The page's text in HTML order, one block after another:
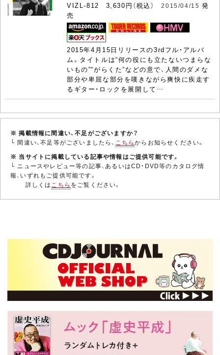
VIZL-812 3,630円（税込）2015/04/15 発
売
2015年4月15日リリースの3rdフル・アルバ
ム。タイトルは“何の役にも立たないつまらな
いもの”“がらくた”などの意で、人間のダメな
部分や卑屈な部分を嘆きながら爽快に疾走す
るギター・ロックを展開して…
※ 掲載情報に間違い、不足がございますか？
└ 間違い、不足等がございましたら、 こちらからお知らせください。
※ 当サイトに掲載している記事や情報はご提供可能です。
└ ニュースやレビュー等の記事、あるいはCD・DVD等のカタログ情
報、いずれもご提供可能です。
詳しくはこちら をご覧ください。